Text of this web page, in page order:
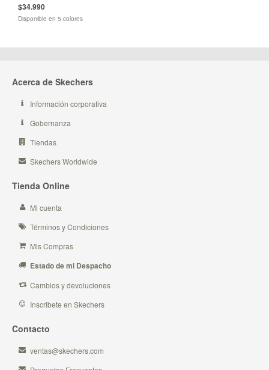
$34.990
Disponible en 5 colores
Acerca de Skechers
Información corporativa
Gobernanza
Tiendas
Skechers Worldwide
Tienda Online
Mi cuenta
Términos y Condiciones
Mis Compras
Estado de mi Despacho
Cambios y devoluciones
Inscribete en Skechers
Contacto
ventas@skechers.com